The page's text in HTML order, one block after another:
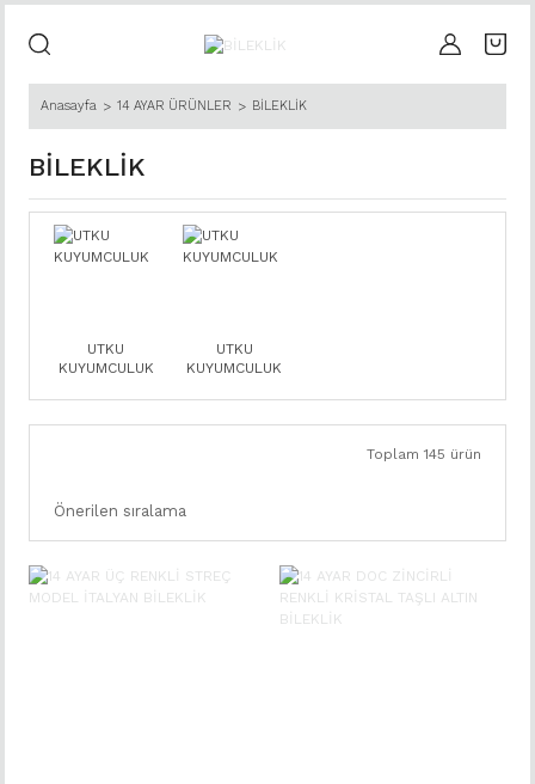
Anasayfa 14 AYAR ÜRÜNLER BİLEKLİK
BİLEKLİK
UTKU
KUYUMCULUK
UTKU
KUYUMCULUK
Toplam 145 ürün